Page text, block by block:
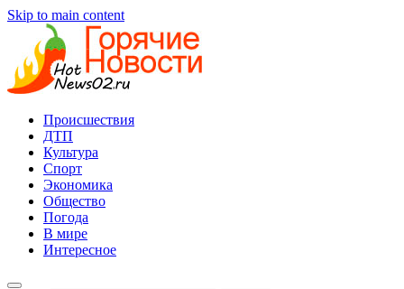
Skip to main content
Происшествия
ДТП
Культура
Спорт
Экономика
Общество
Погода
В мире
Интересное